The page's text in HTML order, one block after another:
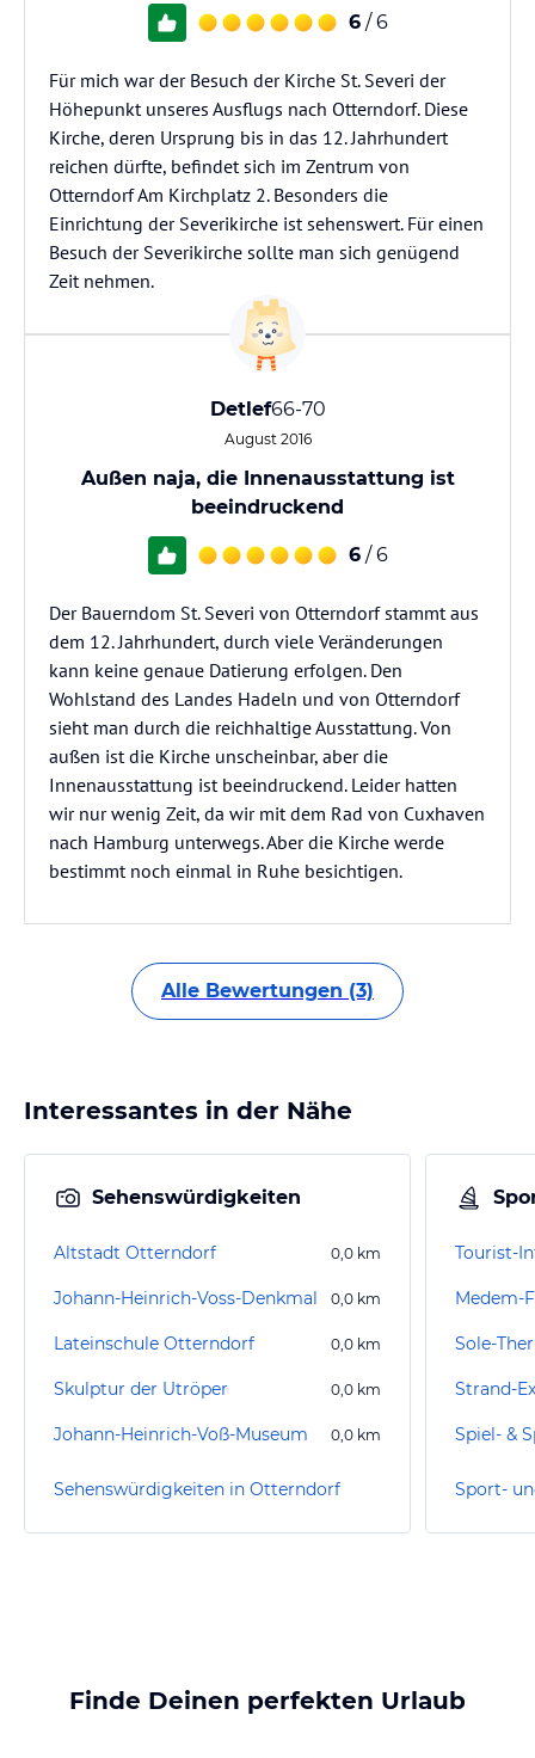
6 / 6
Für mich war der Besuch der Kirche St. Severi der
Höhepunkt unseres Ausflugs nach Otterndorf. Diese
Kirche, deren Ursprung bis in das 12. Jahrhundert
reichen dürfte, befindet sich im Zentrum von
Otterndorf Am Kirchplatz 2. Besonders die
Einrichtung der Severikirche ist sehenswert. Für einen
Besuch der Severikirche sollte man sich genügend
Zeit nehmen.
Detlef66-70
August 2016
Außen naja, die Innenausstattung ist
beeindruckend
6 / 6
Der Bauerndom St. Severi von Otterndorf stammt aus
dem 12. Jahrhundert, durch viele Veränderungen
kann keine genaue Datierung erfolgen. Den
Wohlstand des Landes Hadeln und von Otterndorf
sieht man durch die reichhaltige Ausstattung. Von
außen ist die Kirche unscheinbar, aber die
Innenausstattung ist beeindruckend. Leider hatten
wir nur wenig Zeit, da wir mit dem Rad von Cuxhaven
nach Hamburg unterwegs. Aber die Kirche werde
bestimmt noch einmal in Ruhe besichtigen.
Alle Bewertungen (3)
Interessantes in der Nähe
Sehenswürdigkeiten
Altstadt Otterndorf 0,0 km
Johann-Heinrich-Voss-Denkmal 0,0 km
Lateinschule Otterndorf 0,0 km
Skulptur der Utröper 0,0 km
Johann-Heinrich-Voß-Museum 0,0 km
Sehenswürdigkeiten in Otterndorf
Tourist-
Medem-
Sole-
Strand-
Spiel- &
Finde Deinen perfekten Urlaub